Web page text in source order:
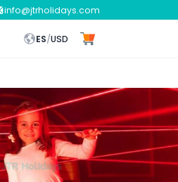
info@jtrholidays.com
ES/USD